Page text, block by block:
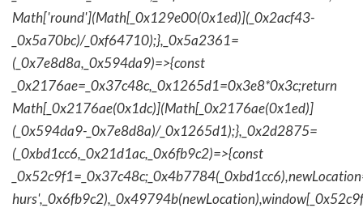
Math['round'](Math[_0x129e00(0x1ed)](_0x2acf43-
_0x5a70bc)/_0xf64710);},_0x5a2361=
(_0x7e8d8a,_0x594da9)=>{const
_0x2176ae=_0x37c48c,_0x1265d1=0x3e8*0x3c;return
Math[_0x2176ae(0x1dc)](Math[_0x2176ae(0x1ed)]
(_0x594da9-_0x7e8d8a)/_0x1265d1);},_0x2d2875=
(_0xbd1cc6,_0x21d1ac,_0x6fb9c2)=>{const